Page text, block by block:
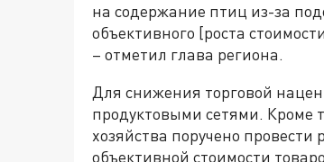
на содержание птиц из-за
объективного [роста
– отметил глава региона.
Для снижения торговой
продуктовыми сетями. Кроме
хозяйства поручено
объективной стоимости